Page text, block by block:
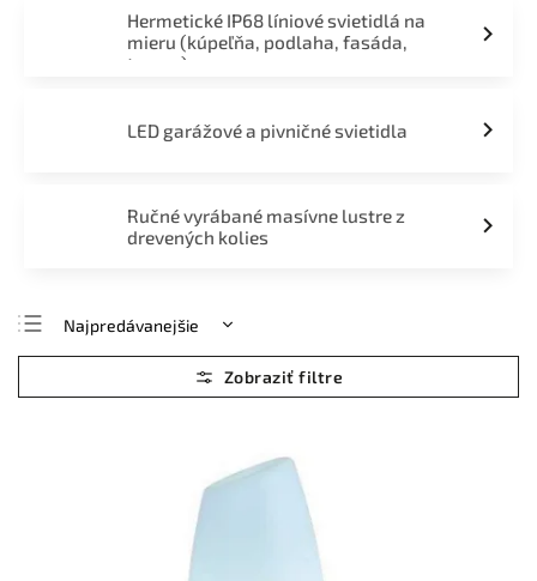
Hermetické IP68 líniové svietidlá na
mieru (kúpeľňa, podlaha, fasáda,
terasa)
LED garážové a pivničné svietidla
Ručné vyrábané masívne lustre z
drevených kolies
Najpredávanejšie
Najlacnejšie
Najdrahšie